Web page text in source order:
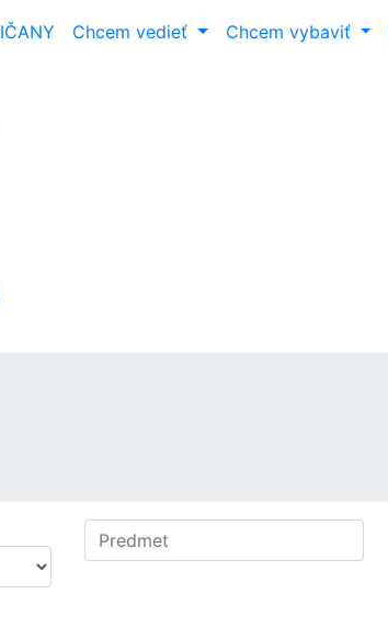
Chcem vedieť Chcem vybaviť